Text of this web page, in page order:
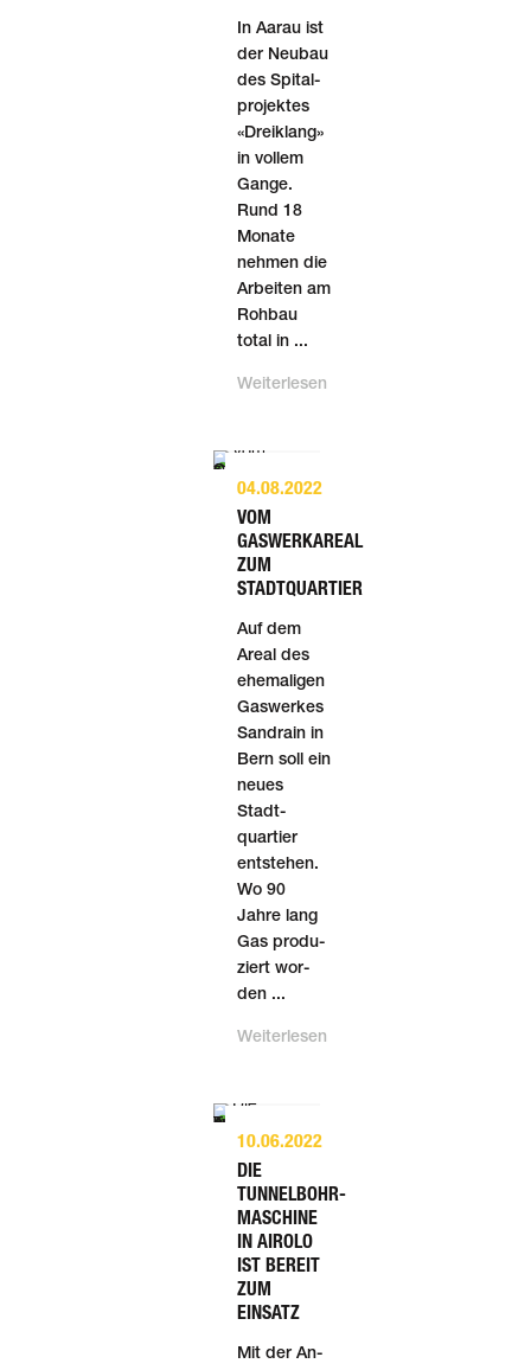
In Aarau ist
der Neu­bau
des Spital­
projektes
«Dreiklang»
in vollem
Gange.
Rund 18
Monate
nehmen die
Arbeiten am
Roh­bau
total in ...
Weiterlesen
04.08.2022
VOM
GASWERKAREAL
ZUM
STADTQUARTIER
Auf dem
Areal des
ehemaligen
Gaswerkes
Sandrain in
Bern soll ein
neues
Stadt­
quartier
ent­stehen.
Wo 90
Jahre lang
Gas pro­du­
ziert wor­
den ...
Weiterlesen
10.06.2022
DIE
TUNNELBOHR­
MASCHINE
IN AIROLO
IST BEREIT
ZUM
EINSATZ
Mit der An­